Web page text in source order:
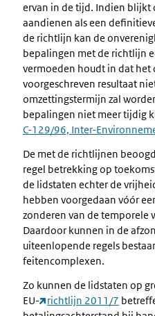
ervan in de tijd. Indien blijkt
aandienen als een
de richtlijn kan de
bepalingen met de richtlijn
vermoeden houdt in dat het
voorgeschreven resultaat
omzettingstermijn zal
bepalingen niet meer tijdig
C-129/96, Inter-
De met de richtlijnen
regel betrekking op
de lidstaten echter de
hebben voorgedaan vóór
zonderen van de temporele
Daardoor kunnen in de
uiteenlopende regels
feitencomplexen.
Zo kunnen de lidstaten op
EU-
richtlijn 2011/7